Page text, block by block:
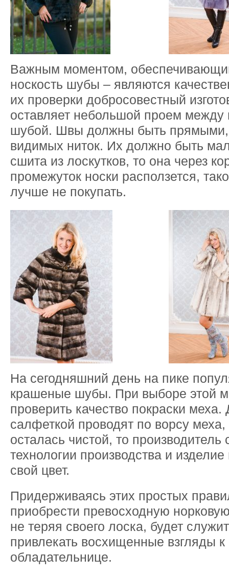
Важным моментом,
носкость шубы – являются
их проверки добросовестный
оставляет небольшой проем между
шубой. Швы должны быть прямыми,
видимых ниток. Их должно быть
сшита из лоскутков, то она через
промежуток носки расползется,
лучше не покупать.
На сегодняшний день на пике
крашеные шубы. При выборе этой
проверить качество покраски меха.
салфеткой проводят по ворсу
осталась чистой, то производитель
технологии производства и изделие
свой цвет.
Придерживаясь этих простых
приобрести превосходную
не теряя своего лоска, будет
привлекать восхищенные взгляды к
обладательнице.